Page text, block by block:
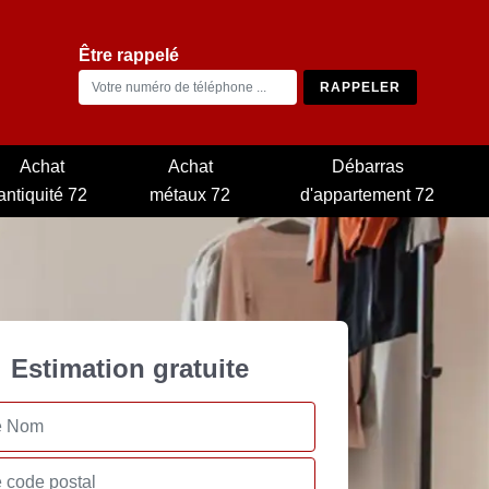
Être rappelé
Achat
72
Achat
métaux 72
Débarras
d'appartement 72
Estimation gratuite